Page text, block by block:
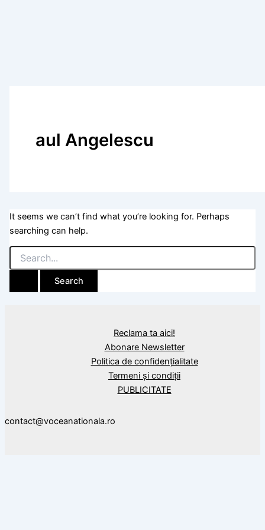
aul Angelescu
It seems we can’t find what you’re looking for. Perhaps
searching can help.
Search
for:
Reclama ta aici!
Abonare Newsletter
Politica de confidențialitate
Termeni și condiții
PUBLICITATE
contact@voceanationala.ro